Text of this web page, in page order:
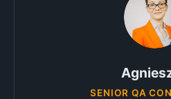
SENIOR QA